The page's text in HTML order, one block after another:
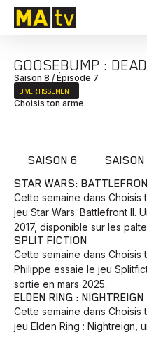
GOOSEBUMP :
Saison 8 / Épisode 7
DIVERTISSEMENT
Choisis ton arme
SAISON 6 SAISON
STAR WARS:
Cette semaine dans Choisis
jeu Star Wars: Battlefront II.
2017, disponible sur les
SPLIT FICTION
Cette semaine dans Choisis
Philippe essaie le jeu
sortie en mars 2025.
ELDEN RING : NIGHTREIGN
Cette semaine dans Choisis
jeu Elden Ring : Nightreign,